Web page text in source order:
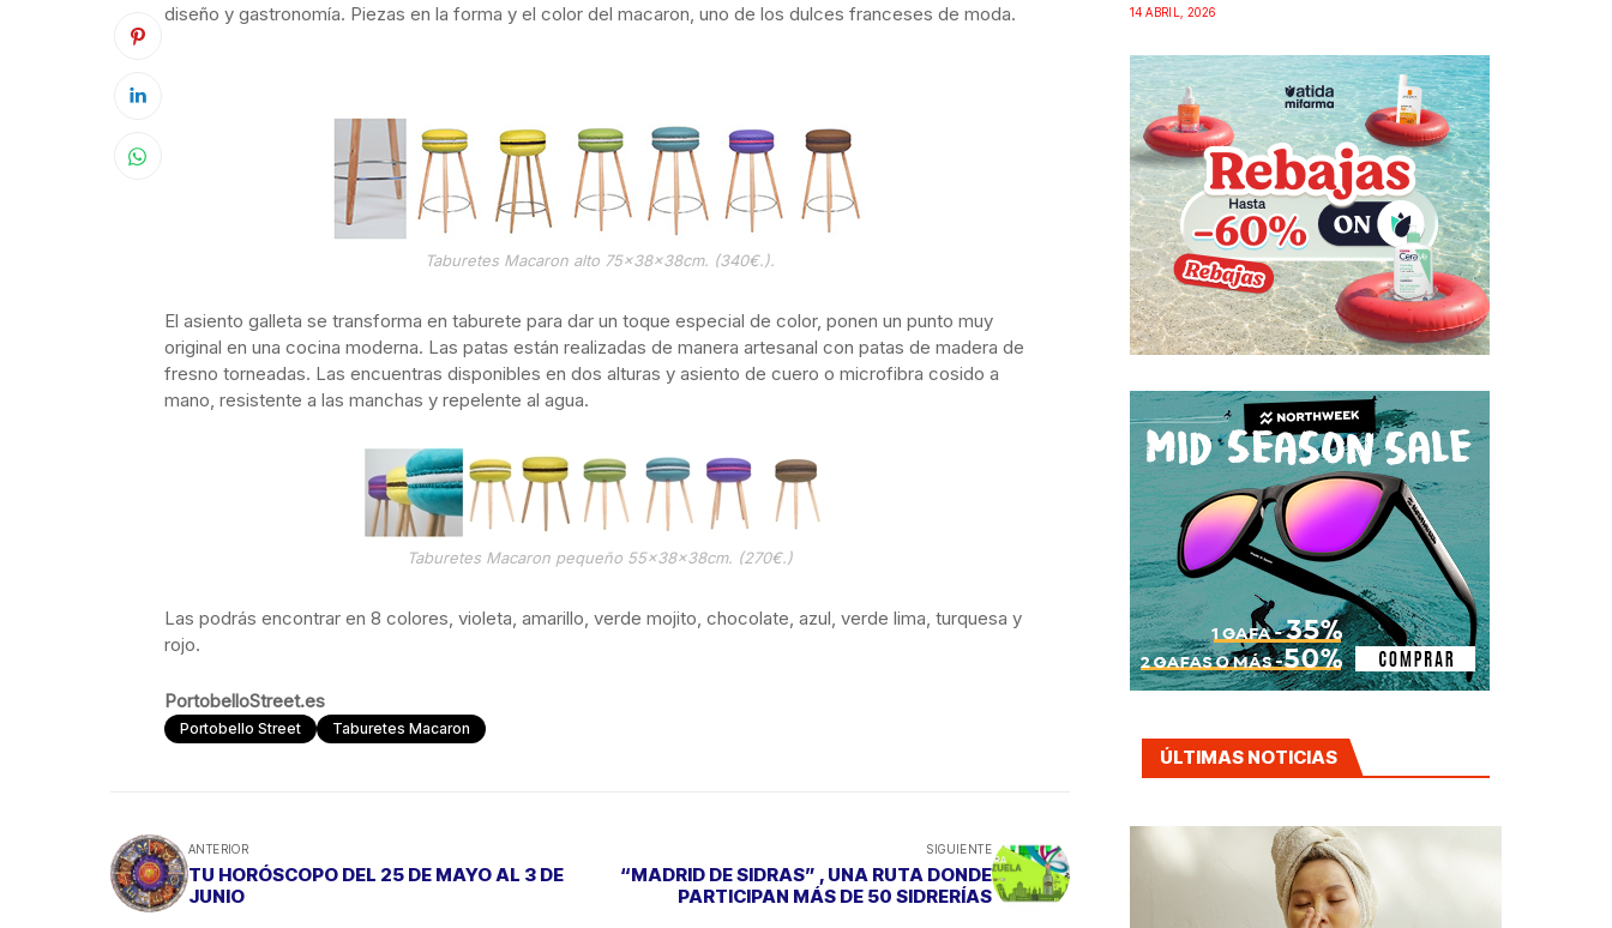
diseño y gastronomía. Piezas en la forma y el color del macaron, uno de los dulces franceses de moda.
Taburetes Macaron alto 75x38x38cm. (340€.).
El asiento galleta se transforma en taburete para dar un toque especial de color, ponen un punto muy
original en una cocina moderna. Las patas están realizadas de manera artesanal con patas de madera de
fresno torneadas. Las encuentras disponibles en dos alturas y asiento de cuero o microfibra cosido a
mano, resistente a las manchas y repelente al agua.
Taburetes Macaron pequeño 55x38x38cm. (270€.)
Las podrás encontrar en 8 colores, violeta, amarillo, verde mojito, chocolate, azul, verde lima, turquesa y
rojo.
PortobelloStreet.es
Portobello Street Taburetes Macaron
ANTERIOR
TU HORÓSCOPO DEL 25 DE MAYO AL 3 DE
JUNIO
SIGUIENTE
“MADRID DE SIDRAS” , UNA RUTA DONDE
PARTICIPAN MÁS DE 50 SIDRERÍAS
14 ABRIL, 2026
ÚLTIMAS NOTICIAS